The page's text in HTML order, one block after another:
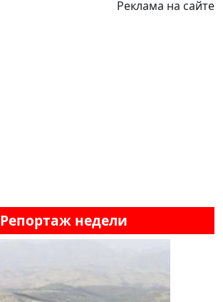
Реклама на сайте
Репортаж недели